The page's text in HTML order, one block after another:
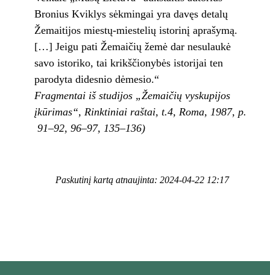
Bronius Kviklys sėkmingai yra davęs detalų
Žemaitijos miestų-miestelių istorinį aprašymą.
[…] Jeigu pati Žemaičių žemė dar nesulaukė
savo istoriko, tai krikščionybės istorijai ten
parodyta didesnio dėmesio.“
Fragmentai iš studijos „Žemaičių vyskupijos
įkūrimas“, Rinktiniai raštai, t.4, Roma, 1987, p.
91–92, 96–97, 135–136)
Paskutinį kartą atnaujinta: 2024-04-22 12:17